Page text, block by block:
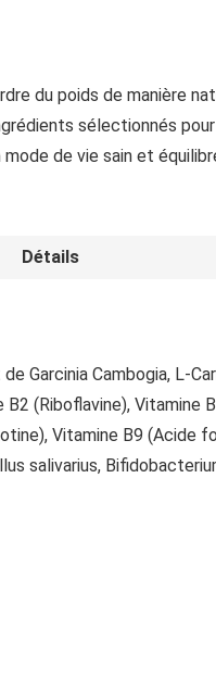
du poids de manière
sélectionnés
de vie sain et
Détails
Garcinia Cambogia, L-
(Riboflavine),
Vitamine B9 (Acide
salivarius,